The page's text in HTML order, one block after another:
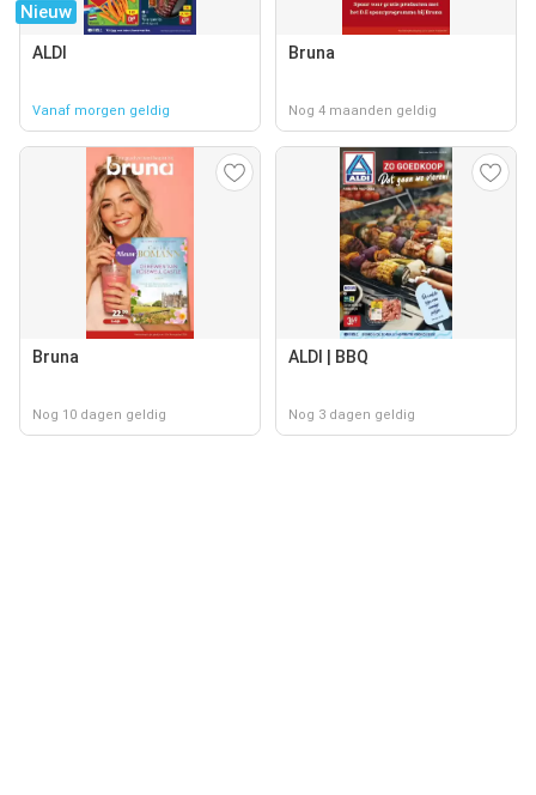
Nieuw
ALDI
Vanaf morgen geldig
Bruna
Nog 4 maanden geldig
Bruna
Nog 10 dagen geldig
ALDI | BBQ
Nog 3 dagen geldig